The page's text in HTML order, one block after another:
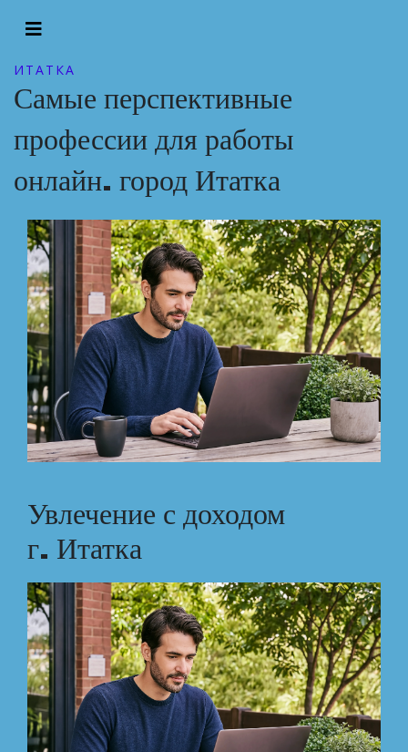
ИТАТКА
Самые перспективные
профессии для работы
онлайн. город Итатка
Увлечение с доходом
г. Итатка